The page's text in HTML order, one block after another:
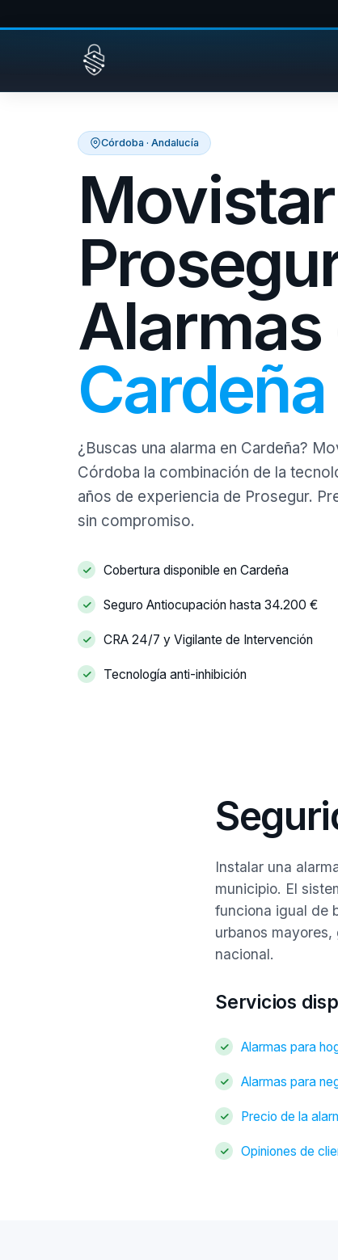
Córdoba · Andalucía
Movistar
Alarmas
Cardeña
¿Buscas una alarma en Cardeña?
Córdoba la combinación de la
años de experiencia de Prosegur.
sin compromiso.
Cobertura disponible en Cardeña
Seguro Antiocupación hasta 34.200 €
CRA 24/7 y Vigilante de Intervención
Tecnología anti-inhibición
Instalar una
municipio. El
funciona igual de
urbanos
nacional.
Servicios
Alarmas para
Alarmas para
Precio de la
Opiniones de